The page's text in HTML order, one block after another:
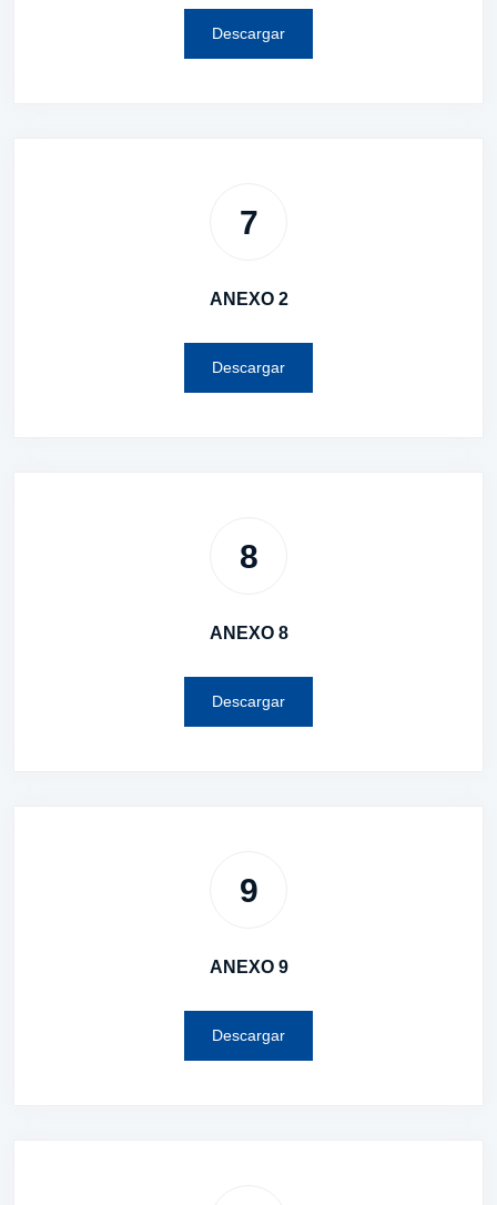
Descargar
7
ANEXO 2
Descargar
8
ANEXO 8
Descargar
9
ANEXO 9
Descargar